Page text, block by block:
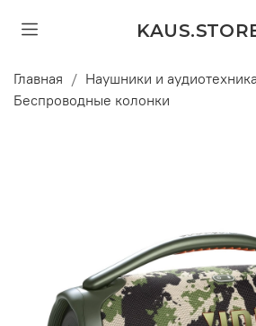
Главная
Наушники и аудиотехника
Беспроводные колонки